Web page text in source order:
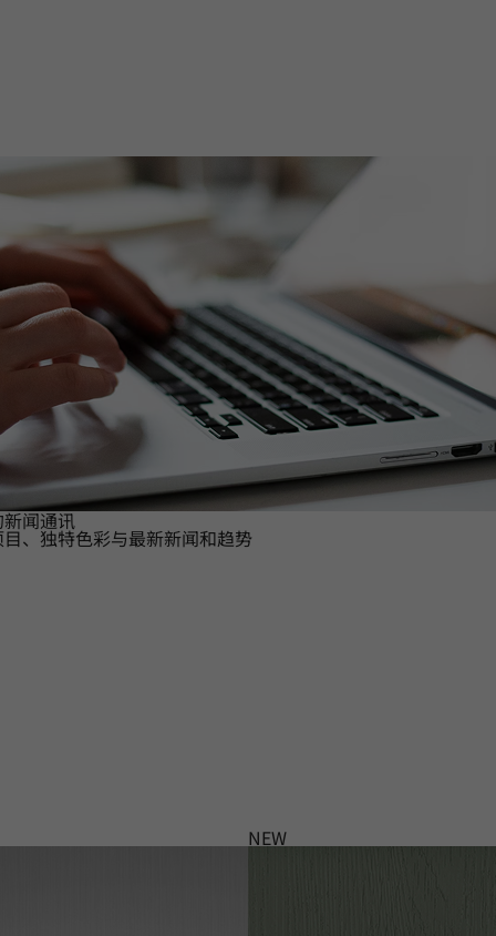
闻通讯
、独特色彩与最新新闻和趋势
NEW